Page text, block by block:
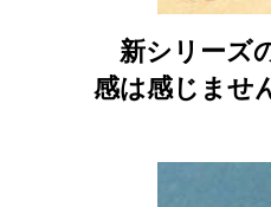
新シリーズ
感は感じませ